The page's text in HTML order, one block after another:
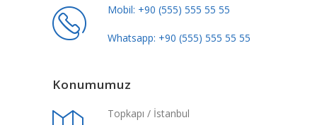
Mobil: +90 (555) 555 55 55
Whatsapp: +90 (555) 555 55 55
Konumumuz
Topkapı / İstanbul